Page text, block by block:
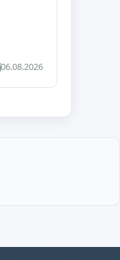
06.08.2026